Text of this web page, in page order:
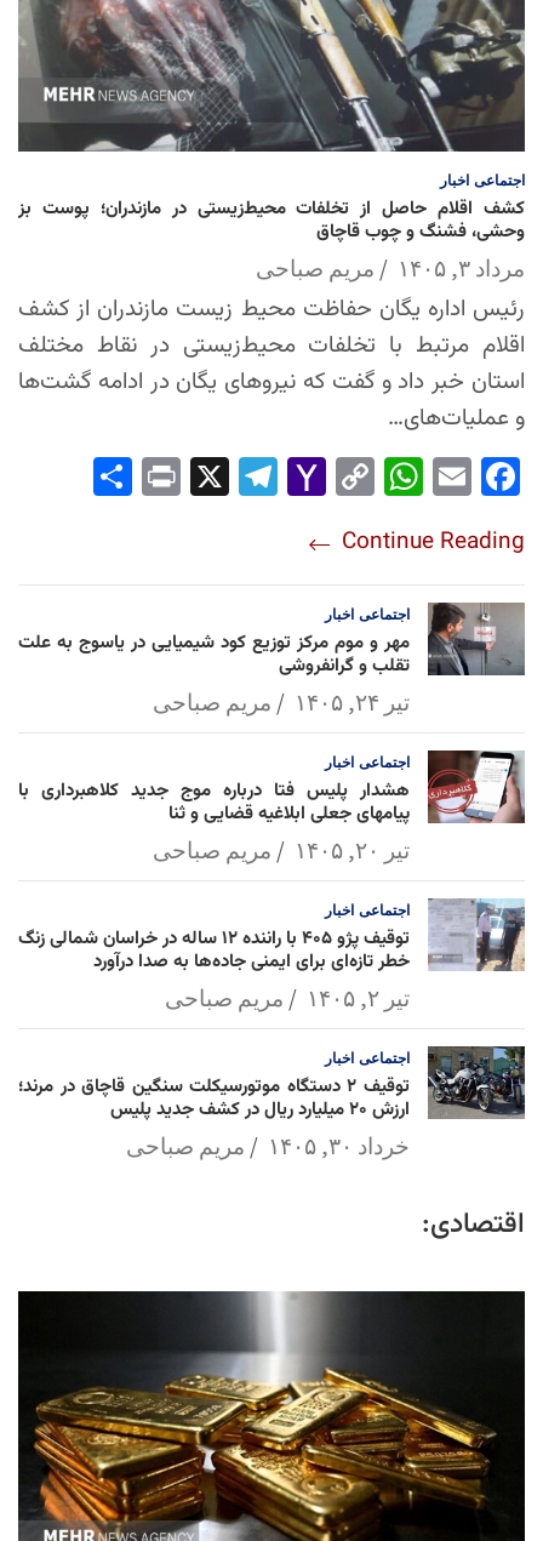
اجتماعی اخبار
کشف اقلام حاصل از تخلفات محیط‌زیستی در مازندران؛ پوست بز
وحشی، فشنگ و چوب قاچاق
مرداد ۳, ۱۴۰۵ مریم صباحی
رئیس اداره یگان حفاظت محیط زیست مازندران از کشف
اقلام مرتبط با تخلفات محیط‌زیستی در نقاط مختلف
استان خبر داد و گفت که نیروهای یگان در ادامه گشت‌ها
و عملیات‌های…
Fac
ok
Em
Wh
Ap
p
Co
Lin
k
Yah
l
Tel
Pri
Continue Reading
اجتماعی اخبار
مهر و موم مرکز توزیع کود شیمیایی در یاسوج به علت
تقلب و گرانفروشی
تیر ۲۴, ۱۴۰۵ مریم صباحی
اجتماعی اخبار
هشدار پلیس فتا درباره موج جدید کلاهبرداری با
پیامهای جعلی ابلاغیه قضایی و ثنا
تیر ۲۰, ۱۴۰۵ مریم صباحی
اجتماعی اخبار
توقیف پژو ۴۰۵ با راننده ۱۲ ساله در خراسان شمالی زنگ
خطر تازه‌ای برای ایمنی جاده‌ها به صدا درآورد
تیر ۲, ۱۴۰۵ مریم صباحی
اجتماعی اخبار
توقیف ۲ دستگاه موتورسیکلت سنگین قاچاق در مرند؛
ارزش ۲۰ میلیارد ریال در کشف جدید پلیس
خرداد ۳۰, ۱۴۰۵ مریم صباحی
اقتصادی: